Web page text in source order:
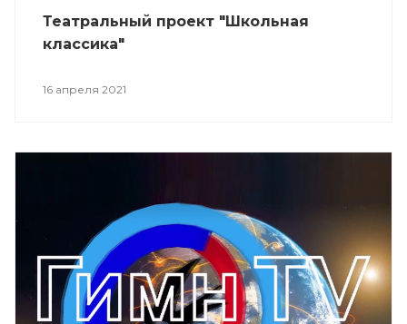
Театральный проект "Школьная
классика"
16 апреля 2021